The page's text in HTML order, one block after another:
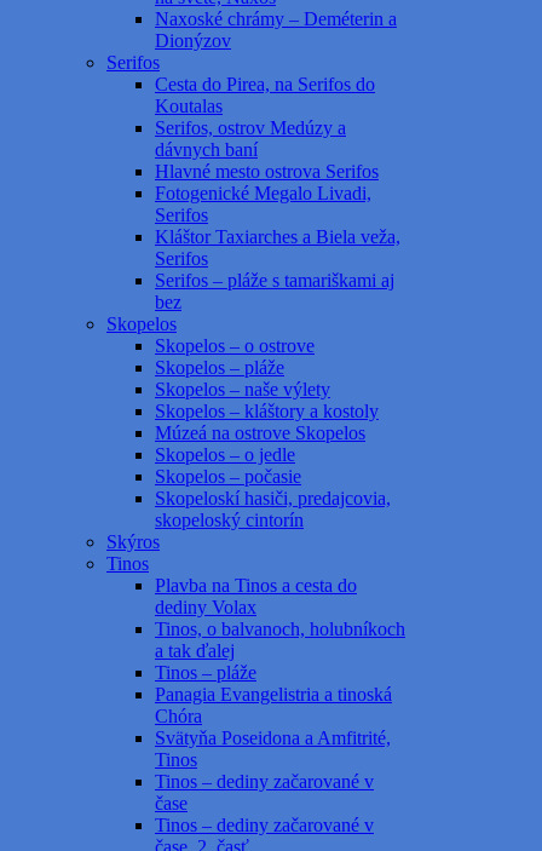
Naxoské chrámy – Deméterin a
Dionýzov
Serifos
Cesta do Pirea, na Serifos do
Koutalas
Serifos, ostrov Medúzy a
dávnych baní
Hlavné mesto ostrova Serifos
Fotogenické Megalo Livadi,
Serifos
Kláštor Taxiarches a Biela veža,
Serifos
Serifos – pláže s tamariškami aj
bez
Skopelos
Skopelos – o ostrove
Skopelos – pláže
Skopelos – naše výlety
Skopelos – kláštory a kostoly
Múzeá na ostrove Skopelos
Skopelos – o jedle
Skopelos – počasie
Skopeloskí hasiči, predajcovia,
skopeloský cintorín
Skýros
Tinos
Plavba na Tinos a cesta do
dediny Volax
Tinos, o balvanoch, holubníkoch
a tak ďalej
Tinos – pláže
Panagia Evangelistria a tinoská
Chóra
Svätyňa Poseidona a Amfitrité,
Tinos
Tinos – dediny začarované v
čase
Tinos – dediny začarované v
čase, 2. časť